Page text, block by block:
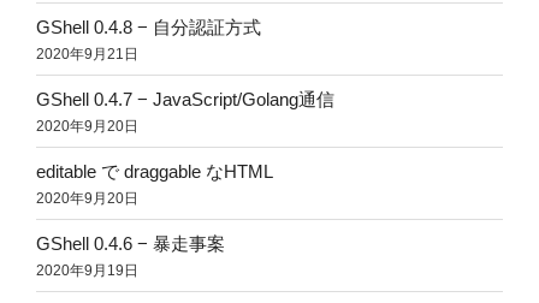
GShell 0.4.8 − 自分認証方式
2020年9月21日
GShell 0.4.7 − JavaScript/Golang通信
2020年9月20日
editable で draggable なHTML
2020年9月20日
GShell 0.4.6 − 暴走事案
2020年9月19日